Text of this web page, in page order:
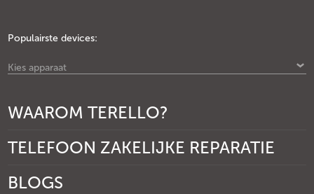
Populairste devices:
Kies apparaat
WAAROM TERELLO?
TELEFOON ZAKELIJKE REPARATIE
BLOGS